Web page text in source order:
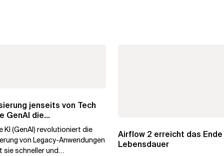
jenseits von Tech
GenAI die
KI (GenAI) revolutioniert die
von Legacy-Anwendungen
sie schneller und
Airflow 2 erreicht das
Lebensdauer